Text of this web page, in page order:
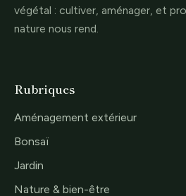
végétal : cultiver, aménager, et
nature nous rend.
Rubriques
Aménagement extérieur
Bonsaï
Jardin
Nature & bien-être